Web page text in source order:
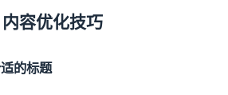
内容优化技巧
的标题